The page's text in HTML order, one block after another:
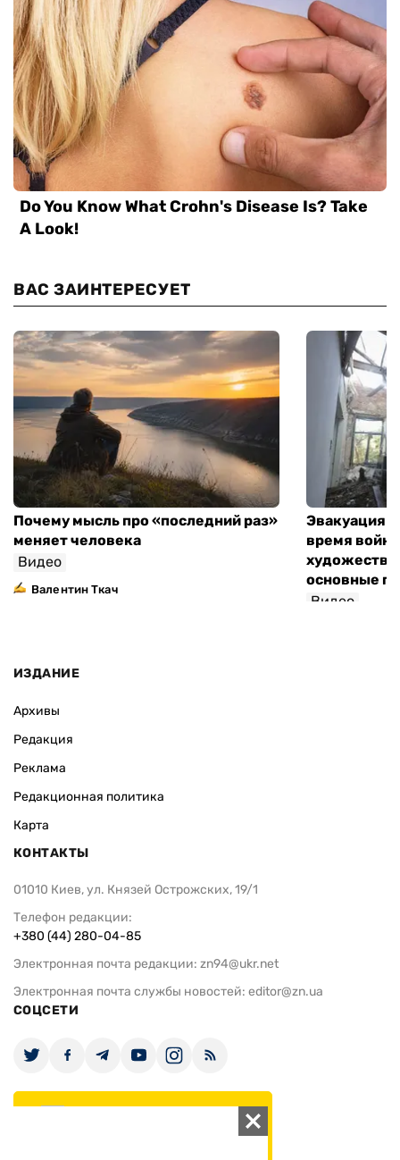
ВАС ЗАИНТЕРЕСУЕТ
Почему мысль про «последний раз»
меняет человека
Видео
Валентин Ткач
Эвакуация
время
основные
Видео
ИЗДАНИЕ
Архивы
Редакция
Реклама
Редакционная политика
Карта
КОНТАКТЫ
01010 Киев, ул. Князей Острожских, 19/1
Телефон редакции:
+380 (44) 280-04-85
Электронная почта редакции: zn94@ukr.net
Электронная почта службы новостей: editor@zn.ua
СОЦСЕТИ